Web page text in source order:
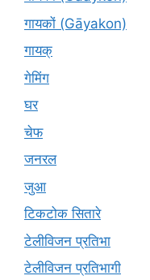
गायकों (Gāyakon)
गायक्
गेमिंग
घर
चेफ
जनरल
जुआ
टिकटोक सितारे
टेलीविजन प्रतिभा
टेलीविजन प्रतिभागी